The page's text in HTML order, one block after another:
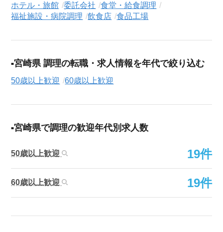
ホテル・旅館 委託会社
食堂・給食調理
福祉施設・病院調理
飲食店 食品工場
宮崎県 調理の転職・求人情報を年代で絞り込む
50歳以上歓迎 60歳以上歓迎
宮崎県で調理の歓迎年代別求人数
50歳以上歓迎 19件
60歳以上歓迎 19件